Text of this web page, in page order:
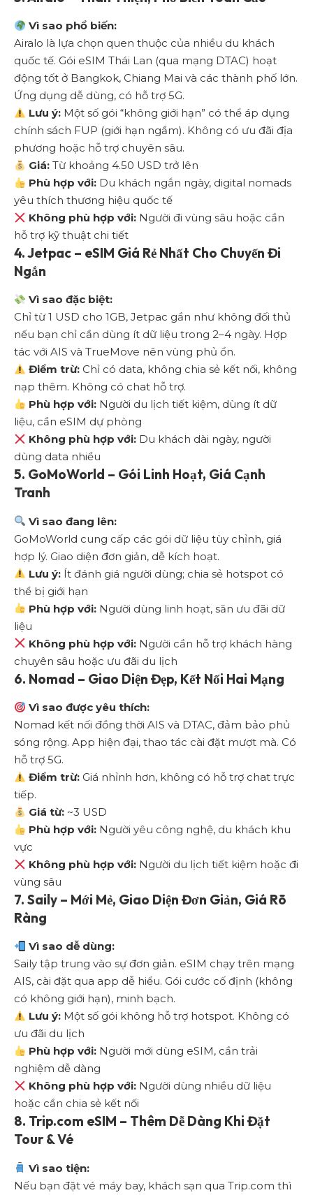
Vì sao phổ biến:
Airalo là lựa chọn quen thuộc của nhiều du khách
quốc tế. Gói eSIM Thái Lan (qua mạng DTAC) hoạt
động tốt ở Bangkok, Chiang Mai và các thành phố lớn.
Ứng dụng dễ dùng, có hỗ trợ 5G.
Lưu ý: Một số gói “không giới hạn” có thể áp dụng
chính sách FUP (giới hạn ngầm). Không có ưu đãi địa
phương hoặc hỗ trợ chuyên sâu.
Giá: Từ khoảng 4.50 USD trở lên
Phù hợp với: Du khách ngắn ngày, digital nomads
yêu thích thương hiệu quốc tế
Không phù hợp với: Người đi vùng sâu hoặc cần
hỗ trợ kỹ thuật chi tiết
4.Jetpac – eSIM Giá Rẻ Nhất Cho Chuyến Đi
Ngắn
Vì sao đặc biệt:
Chỉ từ 1 USD cho 1GB, Jetpac gần như không đối thủ
nếu bạn chỉ cần dùng ít dữ liệu trong 2–4 ngày. Hợp
tác với AIS và TrueMove nên vùng phủ ổn.
Điểm trừ: Chỉ có data, không chia sẻ kết nối, không
nạp thêm. Không có chat hỗ trợ.
Phù hợp với: Người du lịch tiết kiệm, dùng ít dữ
liệu, cần eSIM dự phòng
Không phù hợp với: Du khách dài ngày, người
dùng data nhiều
5. GoMoWorld – Gói Linh Hoạt, Giá Cạnh
Tranh
Vì sao đang lên:
GoMoWorld cung cấp các gói dữ liệu tùy chỉnh, giá
hợp lý. Giao diện đơn giản, dễ kích hoạt.
Lưu ý: Ít đánh giá người dùng; chia sẻ hotspot có
thể bị giới hạn
Phù hợp với: Người dùng linh hoạt, săn ưu đãi dữ
liệu
Không phù hợp với: Người cần hỗ trợ khách hàng
chuyên sâu hoặc ưu đãi du lịch
6. Nomad – Giao Diện Đẹp, Kết Nối Hai Mạng
Vì sao được yêu thích:
Nomad kết nối đồng thời AIS và DTAC, đảm bảo phủ
sóng rộng. App hiện đại, thao tác cài đặt mượt mà. Có
hỗ trợ 5G.
Điểm trừ: Giá nhỉnh hơn, không có hỗ trợ chat trực
tiếp.
Giá từ: ~3 USD
Phù hợp với: Người yêu công nghệ, du khách khu
vực
Không phù hợp với: Người du lịch tiết kiệm hoặc đi
vùng sâu
7. Saily – Mới Mẻ, Giao Diện Đơn Giản, Giá Rõ
Ràng
Vì sao dễ dùng:
Saily tập trung vào sự đơn giản. eSIM chạy trên mạng
AIS, cài đặt qua app dễ hiểu. Gói cước cố định (không
có không giới hạn), minh bạch.
Lưu ý: Một số gói không hỗ trợ hotspot. Không có
ưu đãi du lịch
Phù hợp với: Người mới dùng eSIM, cần trải
nghiệm dễ dàng
Không phù hợp với: Người dùng nhiều dữ liệu
hoặc cần chia sẻ kết nối
8. Trip.com eSIM – Thêm Dễ Dàng Khi Đặt
Tour & Vé
Vì sao tiện:
Nếu bạn đặt vé máy bay, khách sạn qua Trip.com thì